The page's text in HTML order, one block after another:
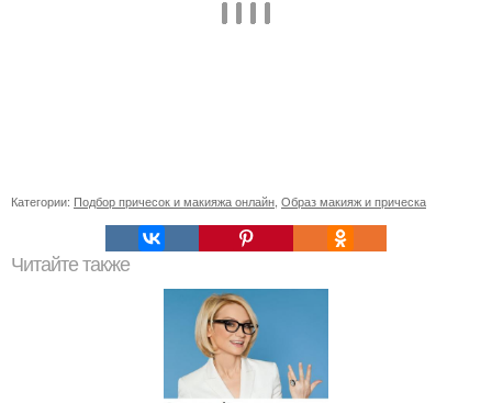
Категории: Подбор причесок и макияжа онлайн Образ макияж и прическа
Читайте также